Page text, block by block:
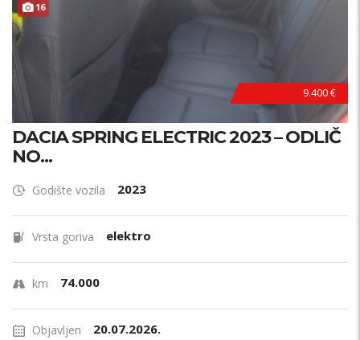
16
9.400 €
DACIA SPRING ELECTRIC 2023 – ODLIČ
NO...
Godište vozila 2023
Vrsta goriva elektro
km 74.000
Objavljen 20.07.2026.